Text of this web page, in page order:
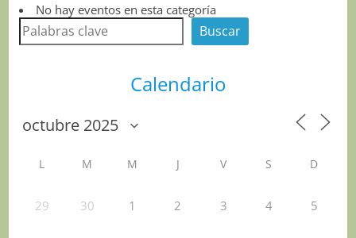
No hay eventos en esta categoría
Buscar Buscar
Calendario
L M M J V S D
29 30 1 2 3 4 5